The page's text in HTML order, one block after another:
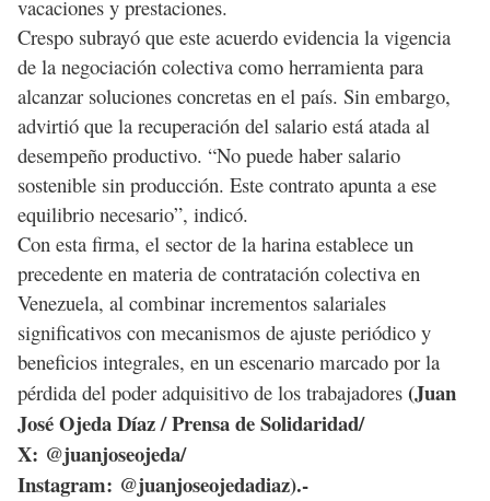
vacaciones y prestaciones.
Crespo subrayó que este acuerdo evidencia la vigencia
de la negociación colectiva como herramienta para
alcanzar soluciones concretas en el país. Sin embargo,
advirtió que la recuperación del salario está atada al
desempeño productivo. “No puede haber salario
sostenible sin producción. Este contrato apunta a ese
equilibrio necesario”, indicó.
Con esta firma, el sector de la harina establece un
precedente en materia de contratación colectiva en
Venezuela, al combinar incrementos salariales
significativos con mecanismos de ajuste periódico y
beneficios integrales, en un escenario marcado por la
pérdida del poder adquisitivo de los trabajadores (Juan
José Ojeda Díaz / Prensa de Solidaridad/
X: @juanjoseojeda/
Instagram: @juanjoseojedadiaz).-